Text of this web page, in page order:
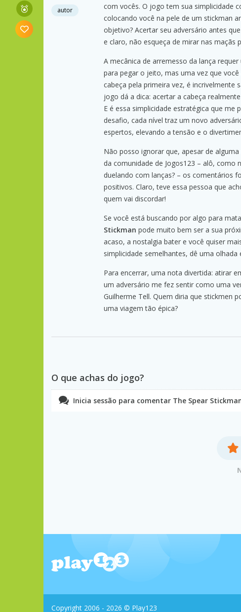
autor
com vocês. O jogo tem sua simplicidade
colocando você na pele de um stickman
objetivo? Acertar seu adversário antes
e claro, não esqueça de mirar nas maçãs
A mecânica de arremesso da lança
para pegar o jeito, mas uma vez que
cabeça pela primeira vez, é incrivelmente
jogo dá a dica: acertar a cabeça
E é essa simplicidade estratégica que me
desafio, cada nível traz um novo
espertos, elevando a tensão e o
Não posso ignorar que, apesar de
da comunidade de Jogos123 – alô, como
duelando com lanças? – os comentários
positivos. Claro, teve essa pessoa que
quem vai discordar!
Se você está buscando por algo para
Stickman pode muito bem ser a sua
acaso, a nostalgia bater e você quiser
simplicidade semelhantes, dê uma olhada
Para encerrar, uma nota divertida: atirar
um adversário me fez sentir como uma
Guilherme Tell. Quem diria que stickmen
uma viagem tão épica?
O que achas do jogo?
Inicia sessão para comentar The Spear
Copyright 2006 - 2026 © Play123